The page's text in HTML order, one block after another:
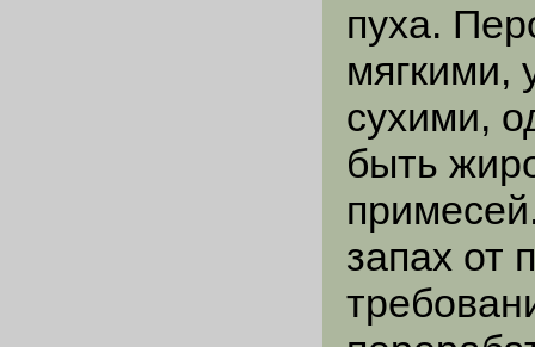
пуха.
мягкими,
сухими,
быть
запах от